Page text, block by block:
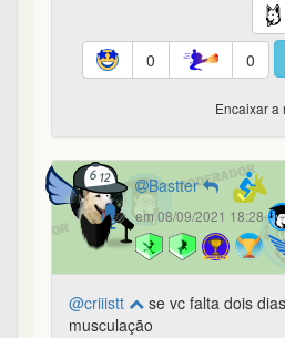
0
0
Encaixar a
Bastter
em 08/09/2021 18:28
@criiistt
se vc falta dois
musculação